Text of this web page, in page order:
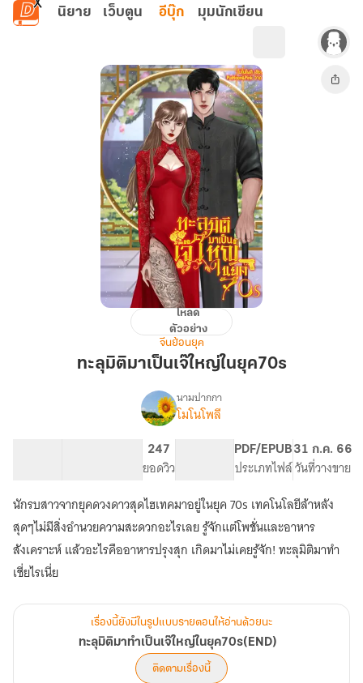
ข้ามไปยังเนื้อหาหลัก
นิยาย เว็บตูน อีบุ๊ก มุมนักเขียน
มา
เป็น
โหลด
ตัวอย่าง
จีนย้อนยุค
ทะลุมิติมาเป็นเจ๊ใหญ่ในยุค70s
เรื่อง
เป็น
เจ๊
ใหญ่
ใน
ยุค70s(END)
นามปากกา
โมโนโพลี
247
ยอดวิว
PDF/EPUB
ประเภทไฟล์
31 ก.ค. 66
วันที่วางขาย
นักรบสาวจากยุคดวงดาวสุดไฮเทคมาอยู่ในยุค 70s เทคโนโลยีล้าหลัง
สุดๆไม่มีสิ่งอำนวยความสะดวกอะไรเลย รู้จักแต่โพชั่นและอาหาร
สังเคราะห์ แล้วอะไรคืออาหารปรุงสุก เกิดมาไม่เคยรู้จัก! ทะลุมิติมาทำ
เชี่ยไรเนี่ย
เรื่องนี้ยังมีในรูปแบบรายตอนให้อ่านด้วยนะ
ทะลุมิติมาทำเป็นเจ๊ใหญ่ในยุค70s(END)
ติดตามเรื่องนี้